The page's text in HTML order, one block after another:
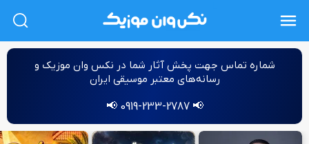
شماره‌ تماس جهت پخش آثار شما در نکس وان موزیک و
رسانه‌های معتبر موسیقی ایران
📢 0919-233-2787 📢